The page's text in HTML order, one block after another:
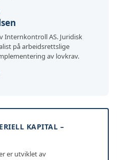
Internkontroll AS. Juridisk
på arbeidsrettslige
av lovkrav.
KAPITAL –
er utviklet av